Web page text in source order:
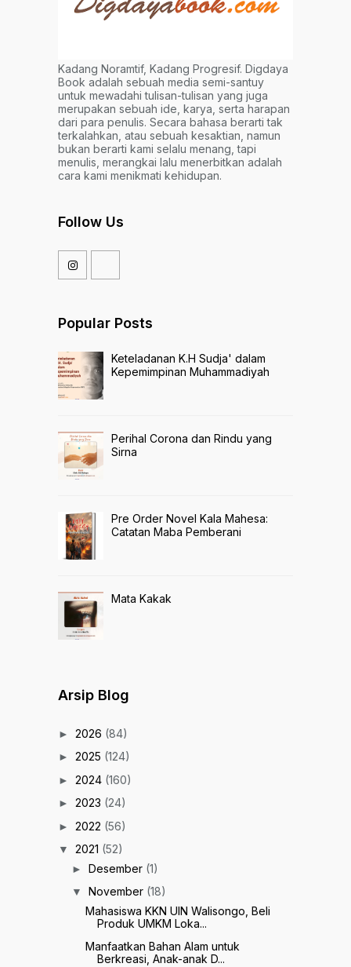
Kadang Noramtif, Kadang Progresif. Digdaya
Book adalah sebuah media semi-santuy
untuk mewadahi tulisan-tulisan yang juga
merupakan sebuah ide, karya, serta harapan
dari para penulis. Secara bahasa berarti tak
terkalahkan, atau sebuah kesaktian, namun
bukan berarti kami selalu menang, tapi
menulis, merangkai lalu menerbitkan adalah
cara kami menikmati kehidupan.
Follow Us
Popular Posts
Keteladanan K.H Sudja' dalam
Kepemimpinan Muhammadiyah
Perihal Corona dan Rindu yang
Sirna
Pre Order Novel Kala Mahesa:
Catatan Maba Pemberani
Mata Kakak
Arsip Blog
► 2026 (84)
► 2025 (124)
► 2024 (160)
► 2023 (24)
► 2022 (56)
▼ 2021 (52)
► Desember (1)
▼ November (18)
Mahasiswa KKN UIN Walisongo, Beli
Produk UMKM Loka...
Manfaatkan Bahan Alam untuk
Berkreasi, Anak-anak D...